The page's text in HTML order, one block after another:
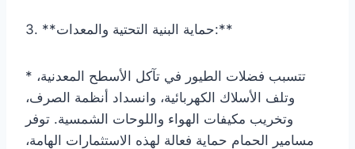
3. **حماية البنية التحتية والمعدات:**
* تتسبب فضلات الطيور في تآكل الأسطح المعدنية،
وتلف الأسلاك الكهربائية، وانسداد أنظمة الصرف،
وتخريب مكيفات الهواء واللوحات الشمسية. توفر
مسامير الحمام حماية فعالة لهذه الاستثمارات الهامة،